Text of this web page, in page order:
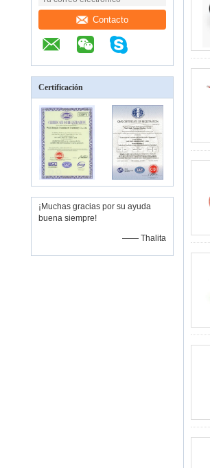
Contacto
Certificación
¡Muchas gracias por su ayuda
buena siempre!
—— Thalita